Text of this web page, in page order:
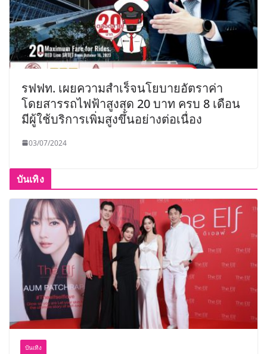
รฟฟท. เผยความสำเร็จนโยบายอัตราค่า
โดยสารรถไฟฟ้าสูงสุด 20 บาท ครบ 8 เดือน
มีผู้ใช้บริการเพิ่มสูงขึ้นอย่างต่อเนื่อง
03/07/2024
บันเทิง
บันเทิง